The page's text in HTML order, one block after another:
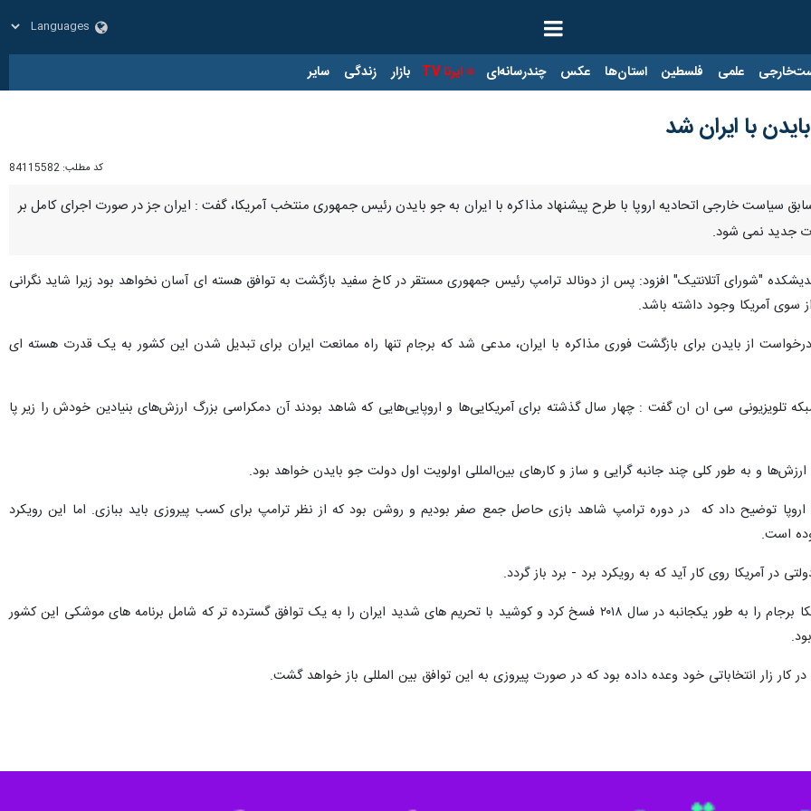
علمی فلسطین استان‌ها عکس چندرسانه‌ای ایرنا TV بازار زندگی سایر
با ایران شد
کد مطلب: 84115582